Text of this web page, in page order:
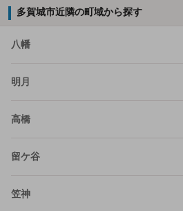
多賀城市近隣の町域から探す
八幡
明月
高橋
留ケ谷
笠神